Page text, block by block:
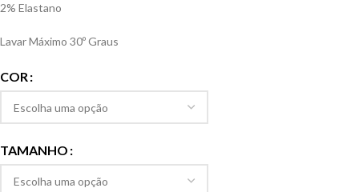
2% Elastano
Lavar Máximo 30º Graus
COR
TAMANHO